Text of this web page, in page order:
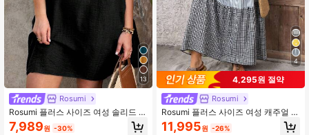
13
Rosumi
Rosumi 플러스 사이즈 여성 솔리드 컬
러 플리츠 캐주얼 파티 드레스
7,989원 -30%
4
4,295원 절약
Rosumi
Rosumi 플러스 사이즈 여성 캐주얼 V
넥 도트 & 스트라이프 프린트 드레스
11,995원 -26%